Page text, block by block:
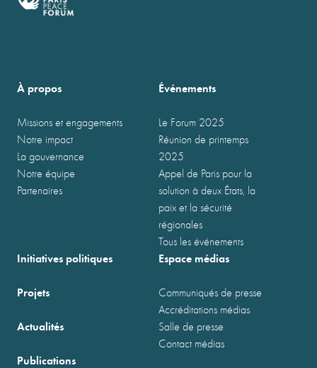
À propos
Missions et engagements
Notre impact
La gouvernance
Notre équipe
Partenaires
Événements
Le Forum 2025
Réunion de printemps
2025
Appel de Paris pour la
solution à deux États, la
paix et la sécurité
régionales
Tous les événements
Initiatives politiques
Projets
Actualités
Publications
Espace médias
Communiqués de presse
Accréditations médias
Salle de presse
Contact médias